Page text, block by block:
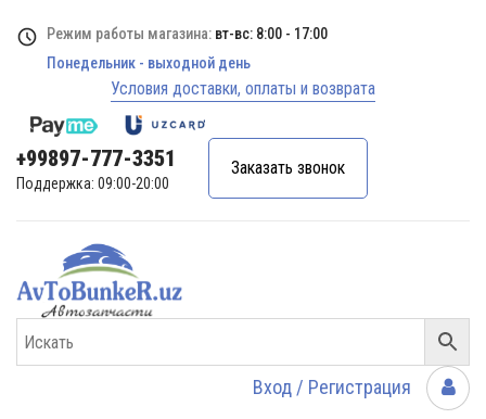
Режим работы магазина: вт-вс: 8:00 - 17:00
Понедельник - выходной день
Условия доставки, оплаты и возврата
+99897-777-3351
Поддержка: 09:00-20:00
Заказать звонок
Вход / Регистрация